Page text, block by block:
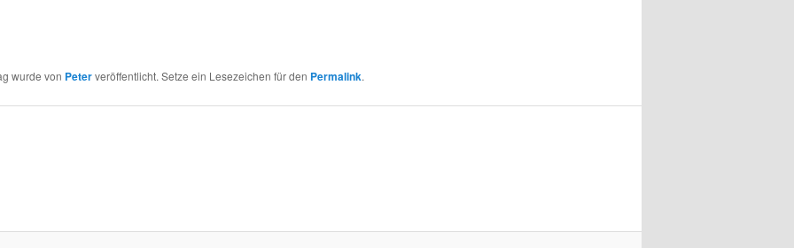
wurde von Peterveröffentlicht. Setze ein Lesezeichen für den Permalink.